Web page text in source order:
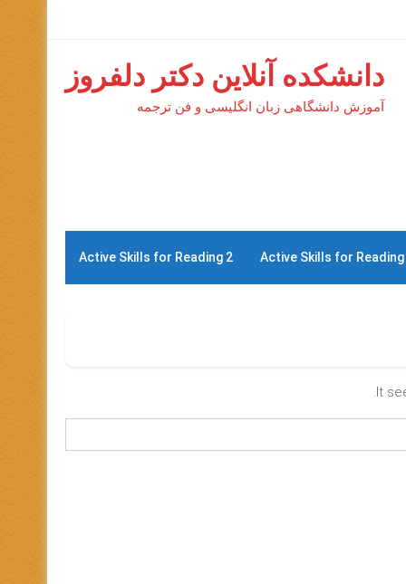
دانشکده آنلاین دکتر دلفروز
آموزش دانشگاهی زبان انگلیسی و فن ترجمه
Active Skills for Reading
Active Skills for Reading 2
It